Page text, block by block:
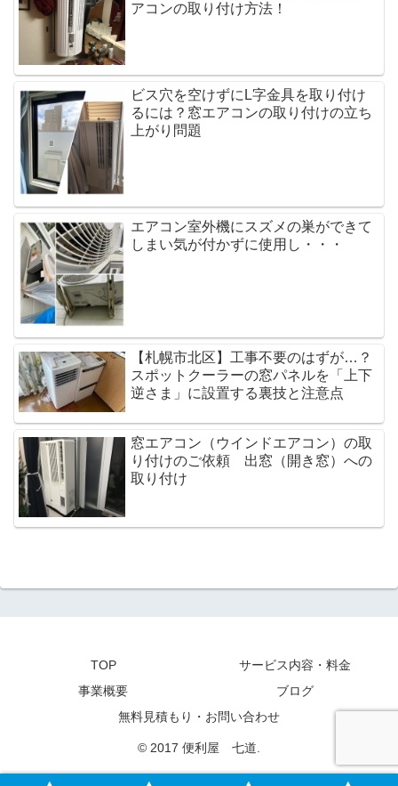
アコンの取り付け方法！
ビス穴を空けずにL字金具を取り付け
るには？窓エアコンの取り付けの立ち
上がり問題
エアコン室外機にスズメの巣ができて
しまい気が付かずに使用し・・・
【札幌市北区】工事不要のはずが…？
スポットクーラーの窓パネルを「上下
逆さま」に設置する裏技と注意点
窓エアコン（ウインドエアコン）の取
り付けのご依頼 出窓（開き窓）への
取り付け
TOP
サービス内容・料金
事業概要
ブログ
無料見積もり・お問い合わせ
© 2017 便利屋 七道.